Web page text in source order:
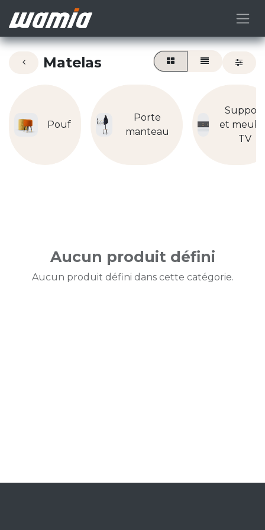
Matelas
Pouf
Porte
manteau
Support
et
TV
Aucun produit défini
Aucun produit défini dans cette catégorie.